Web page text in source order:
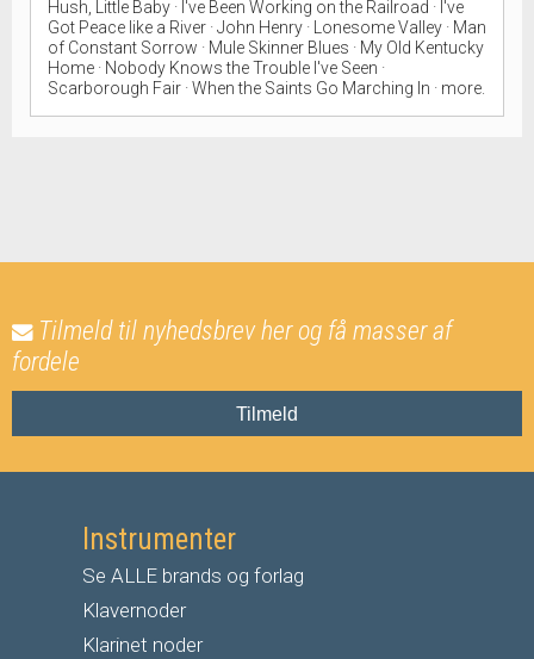
Hush, Little Baby · I've Been Working on the Railroad · I've
Got Peace like a River · John Henry · Lonesome Valley · Man
of Constant Sorrow · Mule Skinner Blues · My Old Kentucky
Home · Nobody Knows the Trouble I've Seen ·
Scarborough Fair · When the Saints Go Marching In · more.
Tilmeld til nyhedsbrev her og få masser af
fordele
Tilmeld
Instrumenter
Se ALLE brands og forlag
Klavernoder
Klarinet noder